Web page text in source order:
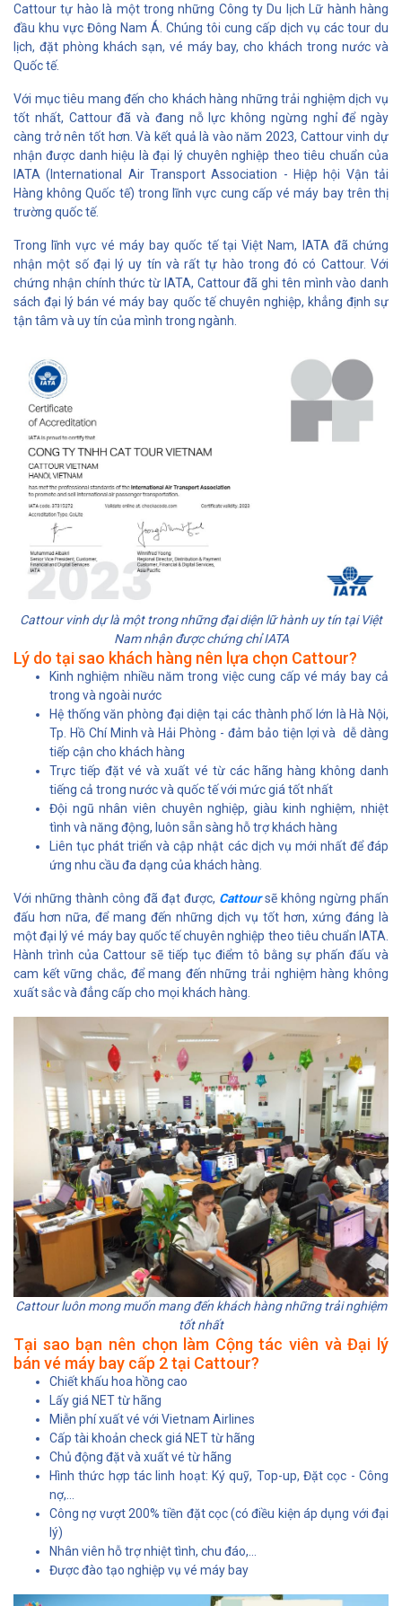
Cattour tự hào là một trong những Công ty Du lịch Lữ hành hàng
đầu khu vực Đông Nam Á. Chúng tôi cung cấp dịch vụ các tour du
lịch, đặt phòng khách sạn, vé máy bay, cho khách trong nước và
Quốc tế.
Với mục tiêu mang đến cho khách hàng những trải nghiệm dịch vụ
tốt nhất, Cattour đã và đang nỗ lực không ngừng nghỉ để ngày
càng trở nên tốt hơn. Và kết quả là vào năm 2023, Cattour vinh dự
nhận được danh hiệu là đại lý chuyên nghiệp theo tiêu chuẩn của
IATA (International Air Transport Association - Hiệp hội Vận tải
Hàng không Quốc tế) trong lĩnh vực cung cấp vé máy bay trên thị
trường quốc tế.
Trong lĩnh vực vé máy bay quốc tế tại Việt Nam, IATA đã chứng
nhận một số đại lý uy tín và rất tự hào trong đó có Cattour. Với
chứng nhận chính thức từ IATA, Cattour đã ghi tên mình vào danh
sách đại lý bán vé máy bay quốc tế chuyên nghiệp, khẳng định sự
tận tâm và uy tín của mình trong ngành.
Cattour vinh dự là một trong những đại diện lữ hành uy tín tại Việt
Nam nhận được chứng chỉ IATA
Lý do tại sao khách hàng nên lựa chọn Cattour?
Kinh nghiệm nhiều năm trong việc cung cấp vé máy bay cả
trong và ngoài nước
Hệ thống văn phòng đại diện tại các thành phố lớn là Hà Nội,
Tp. Hồ Chí Minh và Hải Phòng - đảm bảo tiện lợi và dễ dàng
tiếp cận cho khách hàng
Trực tiếp đặt vé và xuất vé từ các hãng hàng không danh
tiếng cả trong nước và quốc tế với mức giá tốt nhất
Đội ngũ nhân viên chuyên nghiệp, giàu kinh nghiệm, nhiệt
tình và năng động, luôn sẵn sàng hỗ trợ khách hàng
Liên tục phát triển và cập nhật các dịch vụ mới nhất để đáp
ứng nhu cầu đa dạng của khách hàng.
Với những thành công đã đạt được, Cattoursẽ không ngừng phấn
đấu hơn nữa, để mang đến những dịch vụ tốt hơn, xứng đáng là
một đại lý vé máy bay quốc tế chuyên nghiệp theo tiêu chuẩn IATA.
Hành trình của Cattour sẽ tiếp tục điểm tô bằng sự phấn đấu và
cam kết vững chắc, để mang đến những trải nghiệm hàng không
xuất sắc và đẳng cấp cho mọi khách hàng.
Cattour luôn mong muốn mang đến khách hàng những trải nghiệm
tốt nhất
Tại sao bạn nên chọn làm Cộng tác viên và Đại lý
bán vé máy bay cấp 2 tại Cattour?
Chiết khấu hoa hồng cao
Lấy giá NET từ hãng
Miễn phí xuất vé với Vietnam Airlines
Cấp tài khoản check giá NET từ hãng
Chủ động đặt và xuất vé từ hãng
Hình thức hợp tác linh hoạt: Ký quỹ, Top-up, Đặt cọc - Công
nợ,…
Công nợ vượt 200% tiền đặt cọc (có điều kiện áp dụng với đại
lý)
Nhân viên hỗ trợ nhiệt tình, chu đáo,...
Được đào tạo nghiệp vụ vé máy bay